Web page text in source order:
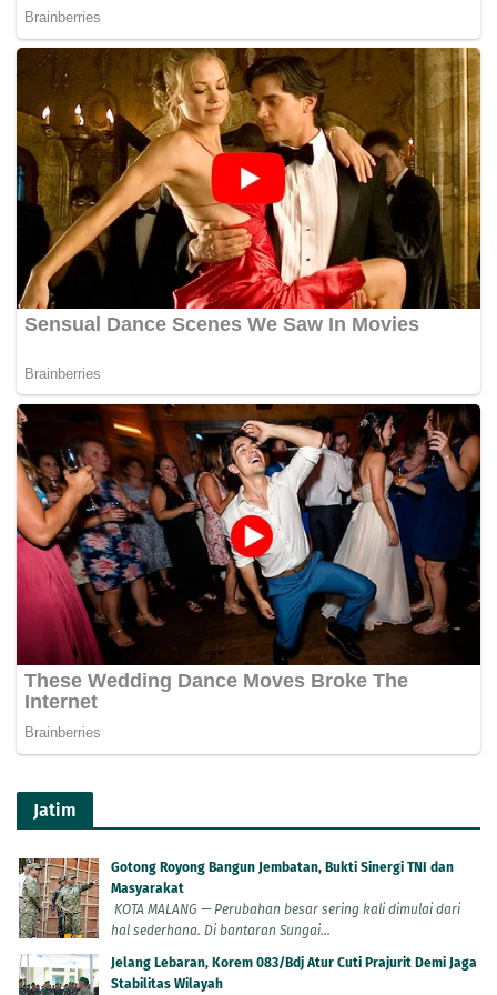
Jatim
Gotong Royong Bangun Jembatan, Bukti Sinergi TNI dan
Masyarakat
KOTA MALANG — Perubahan besar sering kali dimulai dari
hal sederhana. Di bantaran Sungai...
Jelang Lebaran, Korem 083/Bdj Atur Cuti Prajurit Demi Jaga
Stabilitas Wilayah